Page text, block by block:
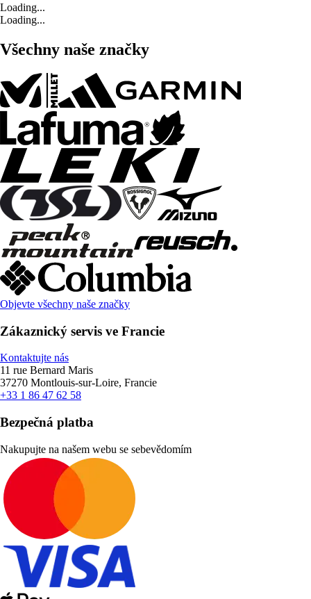
Loading...
Loading...
Všechny naše značky
Objevte všechny naše značky
Zákaznický servis ve Francie
Kontaktujte nás
11 rue Bernard Maris
37270 Montlouis-sur-Loire, Francie
+33 1 86 47 62 58
Bezpečná platba
Nakupujte na našem webu se sebevědomím